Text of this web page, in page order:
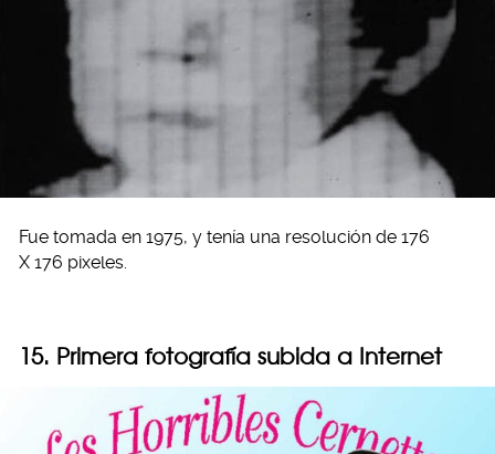
Fue tomada en 1975, y tenía una resolución de 176
X 176 pixeles.
15. Primera fotografía subida a Internet